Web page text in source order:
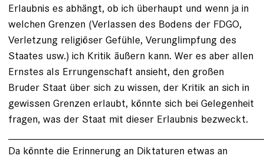
Erlaubnis es abhängt, ob ich überhaupt und wenn ja in
welchen Grenzen (Verlassen des Bodens der FDGO,
Verletzung religiöser Gefühle, Verunglimpfung des
Staates usw.) ich Kritik äußern kann. Wer es aber allen
Ernstes als Errungenschaft ansieht, den großen
Bruder Staat über sich zu wissen, der Kritik an sich in
gewissen Grenzen erlaubt, könnte sich bei Gelegenheit
fragen, was der Staat mit dieser Erlaubnis bezweckt.
Da könnte die Erinnerung an Diktaturen etwas an